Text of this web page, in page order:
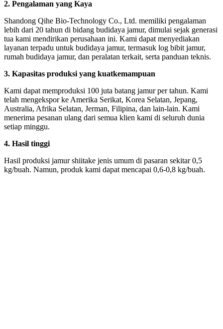
2. Pengalaman yang Kaya
Shandong Qihe Bio-Technology Co., Ltd. memiliki pengalaman
lebih dari 20 tahun di bidang budidaya jamur, dimulai sejak generasi
tua kami mendirikan perusahaan ini. Kami dapat menyediakan
layanan terpadu untuk budidaya jamur, termasuk log bibit jamur,
rumah budidaya jamur, dan peralatan terkait, serta panduan teknis.
3. Kapasitas produksi yang kuatkemampuan
Kami dapat memproduksi 100 juta batang jamur per tahun. Kami
telah mengekspor ke Amerika Serikat, Korea Selatan, Jepang,
Australia, Afrika Selatan, Jerman, Filipina, dan lain-lain. Kami
menerima pesanan ulang dari semua klien kami di seluruh dunia
setiap minggu.
4. Hasil tinggi
Hasil produksi jamur shiitake jenis umum di pasaran sekitar 0,5
kg/buah. Namun, produk kami dapat mencapai 0,6-0,8 kg/buah.